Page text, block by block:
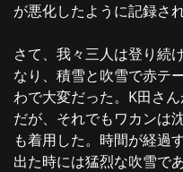
が悪化したように記録され
さて、我々三人は登り続
なり、積雪と吹雪で赤テ
わで大変だった。K田さ
だが、それでもワカンは
も着用した。時間が経過
出た時には猛烈な吹雪で